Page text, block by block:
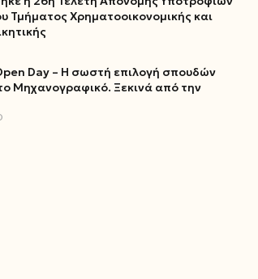
Τμήματος Χρηματοοικονομικής και
Day – Η σωστή επιλογή σπουδών
Μηχανογραφικό. Ξεκινά από την